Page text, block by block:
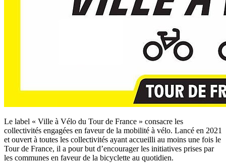
Le label « Ville à Vélo du Tour de France » consacre les
collectivités engagées en faveur de la mobilité à vélo. Lancé en 2021
et ouvert à toutes les collectivités ayant accueilli au moins une fois le
Tour de France, il a pour but d’encourager les initiatives prises par
les communes en faveur de la bicyclette au quotidien.